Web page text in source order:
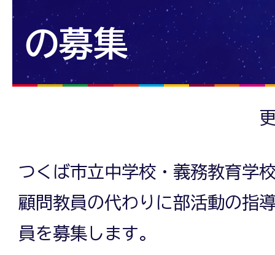
の募集
つくば市立中学校・義務教育学
顧問教員の代わりに部活動の指
員を募集します。